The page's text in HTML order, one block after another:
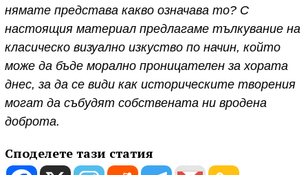
нямате представа какво означава то? С
настоящия материал предлагаме тълкувание на
класическо визуално изкуство по начин, който
може да бъде морално проницателен за хората
днес, за да се види как историческите творения
могат да събудят собствената ни вродена
доброта.
Споделете тази статия